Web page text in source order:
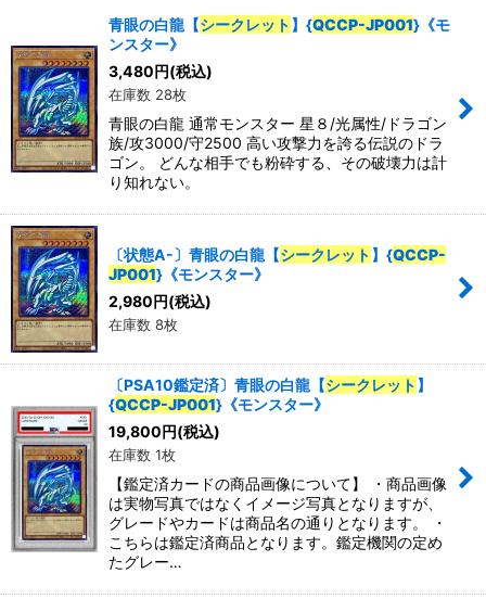
表示数:
並び順:
カテゴリ:
特集:
絞り込む
青眼の白龍【シークレット】{QCCP-JP001}《モ
ンスター》
3,480円(税込)
在庫数 28枚
青眼の白龍 通常モンスター 星８/光属性/ドラゴン
族/攻3000/守2500 高い攻撃力を誇る伝説のドラ
ゴン。 どんな相手でも粉砕する、その破壊力は計
り知れない。
〔状態A-〕青眼の白龍【シークレット】{QCCP-
JP001}《モンスター》
2,980円(税込)
在庫数 8枚
〔PSA10鑑定済〕青眼の白龍【シークレット】
{QCCP-JP001}《モンスター》
19,800円(税込)
在庫数 1枚
【鑑定済カードの商品画像について】 ・商品画像
は実物写真ではなくイメージ写真となりますが、
グレードやカードは商品名の通りとなります。 ・
こちらは鑑定済商品となります。鑑定機関の定め
たグレー…